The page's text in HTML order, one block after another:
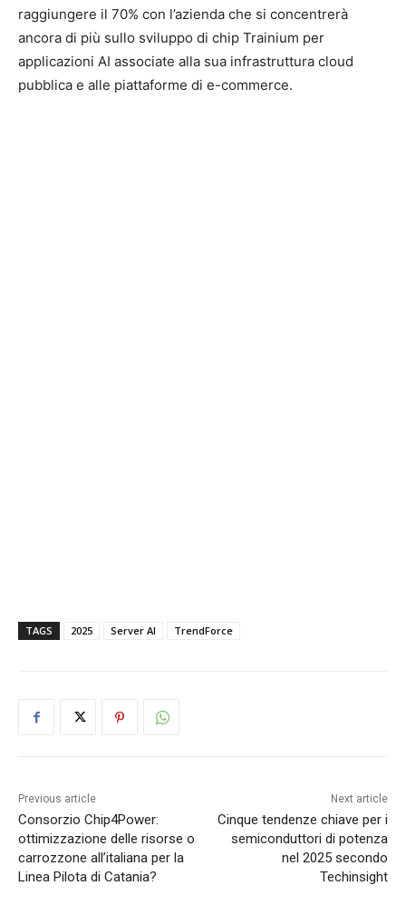
raggiungere il 70% con l’azienda che si concentrerà
ancora di più sullo sviluppo di chip Trainium per
applicazioni AI associate alla sua infrastruttura cloud
pubblica e alle piattaforme di e-commerce.
TAGS 2025 Server AI TrendForce
Previous article
Consorzio Chip4Power:
ottimizzazione delle risorse o
carrozzone all’italiana per la
Linea Pilota di Catania?
Next article
Cinque tendenze chiave per i
semiconduttori di potenza
nel 2025 secondo
Techinsight